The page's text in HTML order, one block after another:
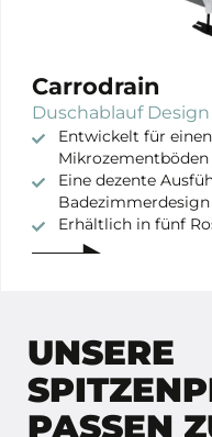
Carrodrain
Duschablauf Design
Entwickelt für
Mikrozementböden
Eine dezente
Erhältlich in fünf
UNSERE
PASSEN